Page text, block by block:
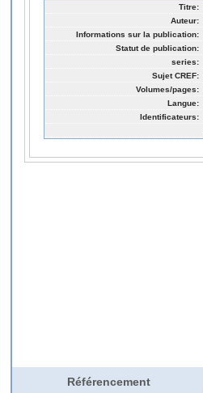
Titre:
Auteur:
Informations sur la publication:
Statut de publication:
series:
Sujet CREF:
Volumes/pages:
Langue:
Identificateurs:
Référencement